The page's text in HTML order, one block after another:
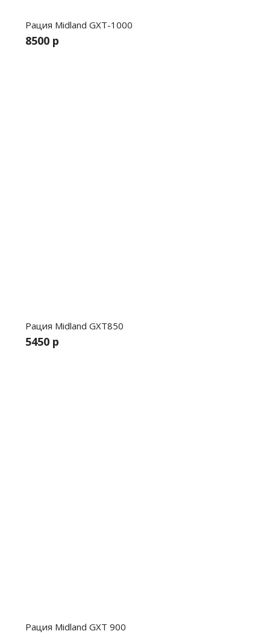
Рация Midland GXT-1000
8500 р
Рация Midland GXT850
5450 р
Рация Midland GXT 900